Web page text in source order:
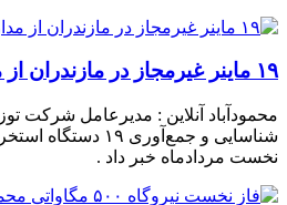
۱۹ ماینر غیرمجاز در مازندران از مدار خارج شد
محمودآباد آنلاین : مدیرعامل شرکت
شناسایی و جمع‌آوری
نخست مردادماه خبر داد .